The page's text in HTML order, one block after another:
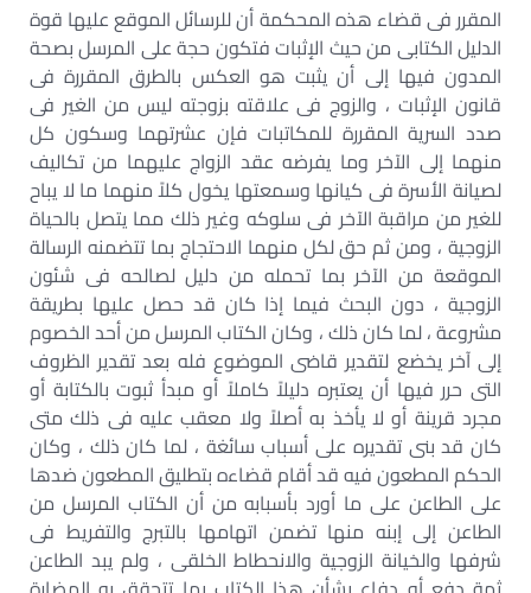
المقرر فى قضاء هذه المحكمة أن للرسائل الموقع عليها قوة
الدليل الكتابى من حيث الإثبات فتكون حجة على المرسل بصحة
المدون فيها إلى أن يثبت هو العكس بالطرق المقررة فى
قانون الإثبات ، والزوج فى علاقته بزوجته ليس من الغير فى
صدد السرية المقررة للمكاتبات فإن عشرتهما وسكون كل
منهما إلى الآخر وما يفرضه عقد الزواج عليهما من تكاليف
لصيانة الأسرة فى كيانها وسمعتها يخول كلاً منهما ما لا يباح
للغير من مراقبة الآخر فى سلوكه وغير ذلك مما يتصل بالحياة
الزوجية ، ومن ثم حق لكل منهما الاحتجاج بما تتضمنه الرسالة
الموقعة من الآخر بما تحمله من دليل لصالحه فى شئون
الزوجية ، دون البحث فيما إذا كان قد حصل عليها بطريقة
مشروعة ، لما كان ذلك ، وكان الكتاب المرسل من أحد الخصوم
إلى آخر يخضع لتقدير قاضى الموضوع فله بعد تقدير الظروف
التى حرر فيها أن يعتبره دليلاً كاملاً أو مبدأ ثبوت بالكتابة أو
مجرد قرينة أو لا يأخذ به أصلاً ولا معقب عليه فى ذلك متى
كان قد بنى تقديره على أسباب سائغة ، لما كان ذلك ، وكان
الحكم المطعون فيه قد أقام قضاءه بتطليق المطعون ضدها
على الطاعن على ما أورد بأسبابه من أن الكتاب المرسل من
الطاعن إلى إبنه منها تضمن اتهامها بالتبرج والتفريط فى
شرفها والخيانة الزوجية والانحطاط الخلقى ، ولم يبد الطاعن